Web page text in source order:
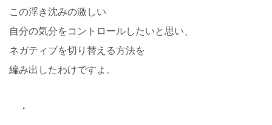
この浮き沈みの激しい
自分の気分をコントロールしたいと思い、
ネガティブを切り替える方法を
編み出したわけですよ。
・